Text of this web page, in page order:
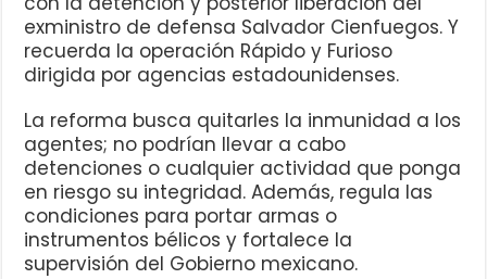
exministro de defensa Salvador Cienfuegos. Y
recuerda la operación Rápido y Furioso
dirigida por agencias estadounidenses.
La reforma busca quitarles la inmunidad a los
agentes; no podrían llevar a cabo
detenciones o cualquier actividad que ponga
en riesgo su integridad. Además, regula las
condiciones para portar armas o
instrumentos bélicos y fortalece la
supervisión del Gobierno mexicano.